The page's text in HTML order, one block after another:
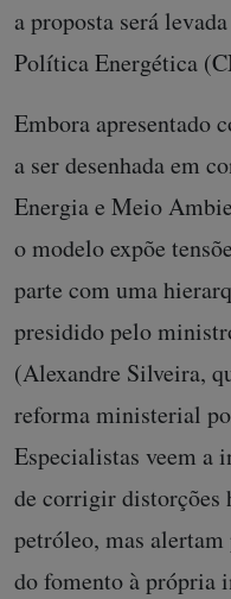
a proposta será
Política Energética
Embora apresentado
a ser desenhada em
Energia e Meio
o modelo expõe
parte com uma
presidido pelo
(Alexandre Silveira,
reforma ministerial
Especialistas veem a
de corrigir distorções
petróleo, mas
do fomento à própria